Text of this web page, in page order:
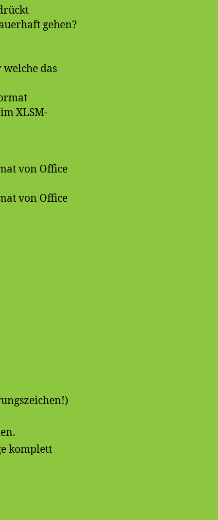
gehen?
das
XLSM-
von Office
von Office
komplett